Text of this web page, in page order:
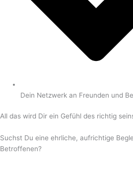
Dein Netzwerk an Freunden und
All das wird Dir ein Gefühl des richtig
Suchst Du eine ehrliche, aufrichtige
Betroffenen?